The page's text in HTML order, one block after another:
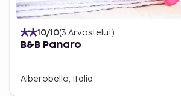
10/10(3 Arvostelut)
B&B Panaro
Alberobello, Italia